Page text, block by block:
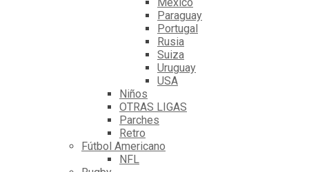
Mexico
Paraguay
Portugal
Rusia
Suiza
Uruguay
USA
Niños
OTRAS LIGAS
Parches
Retro
Fútbol Americano
NFL